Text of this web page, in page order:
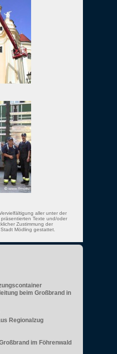
aller unter der
Texte und/oder
Zustimmung der
Mödling gestattet.
beim Großbrand in
Regionalzug
im Föhrenwald